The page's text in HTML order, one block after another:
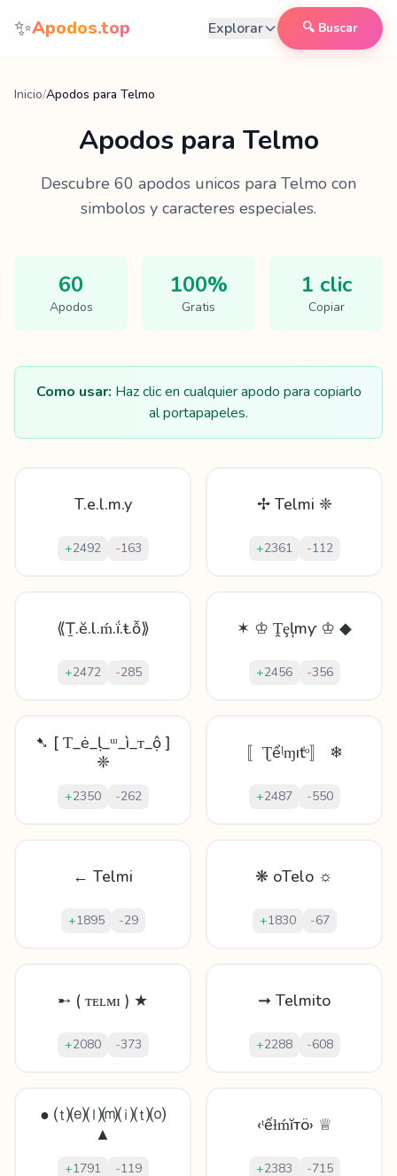
Saltar al contenido
✨Apodos.top Explorar 🔍 Buscar
Inicio/Apodos para Telmo
Apodos para Telmo
Descubre 60 apodos unicos para Telmo con
simbolos y caracteres especiales.
60
Apodos
100%
Gratis
1 clic
Copiar
Como usar: Haz clic en cualquier apodo para copiarlo
al portapapeles.
T.e.l.m.y
+2492 -163
✢ Telmi ❈
+2361 -112
⟪Ṯ.ĕ.l.ḿ.ḯ.ŧ.ỗ⟫
+2472 -285
✶ ♔ Ṱȩļmƴ ♔ ◆
+2456 -356
➷ [ Ƭ_ė_ḷ_ᵚ_ì_ᴛ_ộ ]
❈
+2350 -262
〚Ʈểᶪɱıťᵒ〛 ❄
+2487 -550
← Telmi
+1895 -29
❋ oTelo ☼
+1830 -67
➸ ( ᴛᴇʟᴍɪ ) ★
+2080 -373
➞ Telmito
+2288 -608
● ⒯⒠⒧⒨⒤⒯⒪
▲
+1791 -119
‹ᵗếƚḿĭтö› ♕
+2383 -715